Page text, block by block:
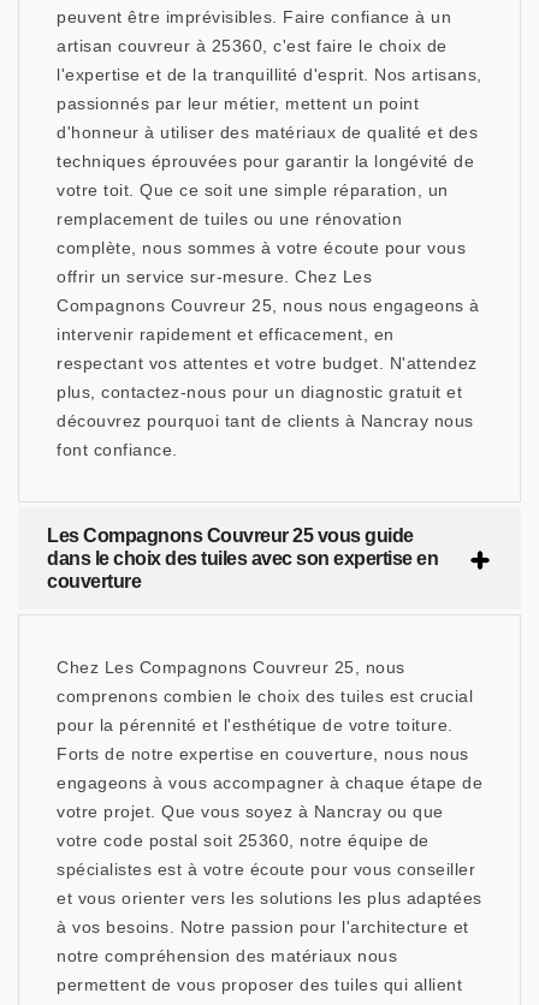
peuvent être imprévisibles. Faire confiance à un
artisan couvreur à 25360, c'est faire le choix de
l'expertise et de la tranquillité d'esprit. Nos artisans,
passionnés par leur métier, mettent un point
d'honneur à utiliser des matériaux de qualité et des
techniques éprouvées pour garantir la longévité de
votre toit. Que ce soit une simple réparation, un
remplacement de tuiles ou une rénovation
complète, nous sommes à votre écoute pour vous
offrir un service sur-mesure. Chez Les
Compagnons Couvreur 25, nous nous engageons à
intervenir rapidement et efficacement, en
respectant vos attentes et votre budget. N'attendez
plus, contactez-nous pour un diagnostic gratuit et
découvrez pourquoi tant de clients à Nancray nous
font confiance.
Les Compagnons Couvreur 25 vous guide
dans le choix des tuiles avec son expertise en
couverture
Chez Les Compagnons Couvreur 25, nous
comprenons combien le choix des tuiles est crucial
pour la pérennité et l'esthétique de votre toiture.
Forts de notre expertise en couverture, nous nous
engageons à vous accompagner à chaque étape de
votre projet. Que vous soyez à Nancray ou que
votre code postal soit 25360, notre équipe de
spécialistes est à votre écoute pour vous conseiller
et vous orienter vers les solutions les plus adaptées
à vos besoins. Notre passion pour l'architecture et
notre compréhension des matériaux nous
permettent de vous proposer des tuiles qui allient